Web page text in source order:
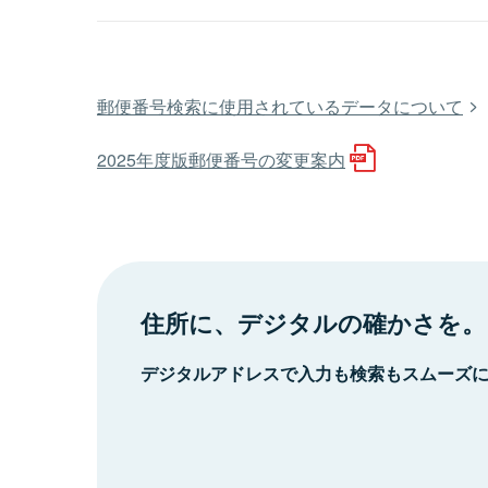
郵便番号検索に使用されているデータについて
2025年度版郵便番号の変更案内
住所に、デジタルの確かさを。
デジタルアドレスで入力も検索もスムーズ